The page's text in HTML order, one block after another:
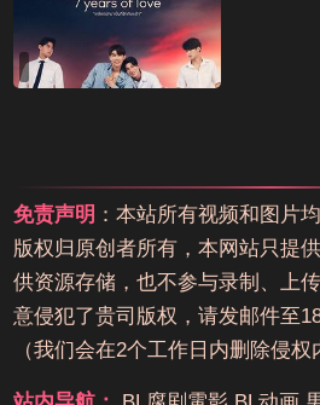
免责声明 ：本站所有视频和图片
版权归原创者所有，本网站只提
供资源存储，也不参与录制、上
意侵犯了贵司版权，请发邮件至
（我们会在2个工作日内删除侵权